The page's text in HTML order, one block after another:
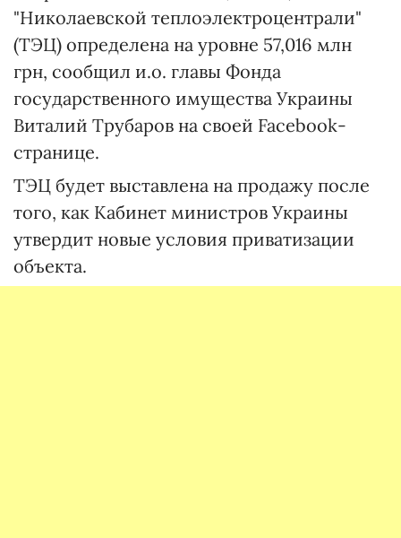
"Николаевской теплоэлектроцентрали"
(ТЭЦ) определена на уровне 57,016 млн
грн, сообщил и.о. главы Фонда
государственного имущества Украины
Виталий Трубаров на своей Facebook-
странице.
ТЭЦ будет выставлена на продажу после
того, как Кабинет министров Украины
утвердит новые условия приватизации
объекта.